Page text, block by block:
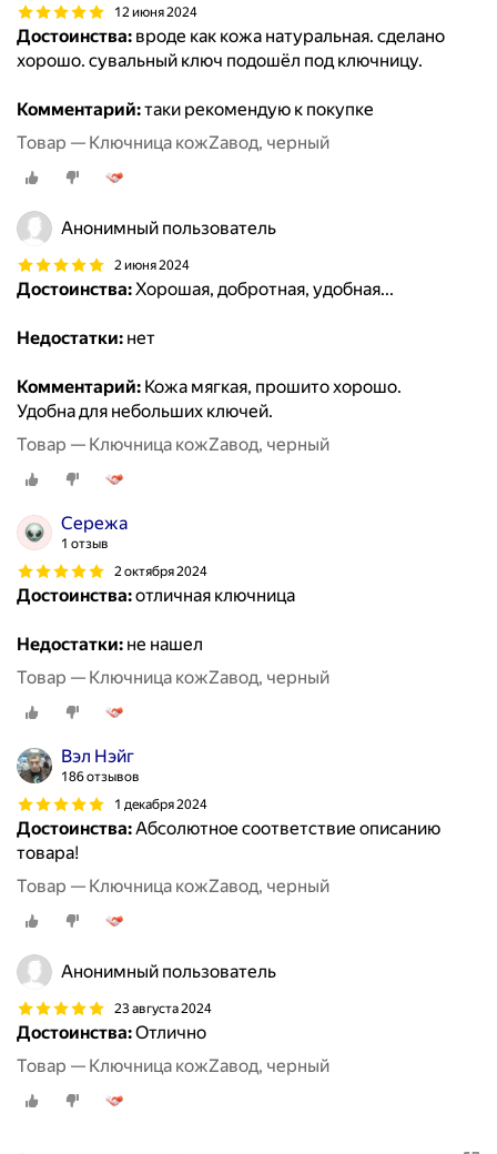
12 июня 2024
Достоинства: вроде как кожа натуральная. сделано
хорошо. сувальный ключ подошёл под ключницу.
Комментарий:таки рекомендую к покупке
Товар — Ключница кожZавод, черный
Анонимный пользователь
2 июня 2024
Достоинства:Хорошая, добротная, удобная...
Недостатки: нет
Комментарий: Кожа мягкая, прошито хорошо.
Удобна для небольших ключей.
Товар — Ключница кожZавод, черный
Сережа
1 отзыв
2 октября 2024
Достоинства:отличная ключница
Недостатки: не нашел
Товар — Ключница кожZавод, черный
Вэл Нэйг
186 отзывов
1 декабря 2024
Достоинства:Абсолютное соответствие описанию
товара!
Товар — Ключница кожZавод, черный
Анонимный пользователь
23 августа 2024
Достоинства:Отлично
Товар — Ключница кожZавод, черный